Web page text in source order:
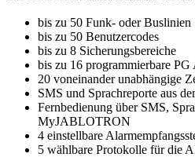
bis zu 50 Funk- oder Buslinien
bis zu 50 Benutzercodes
bis zu 8 Sicherungsbereiche
bis zu 16 programmierbare PG
20 voneinander unabhängige
SMS und Sprachreporte aus
Fernbedienung über SMS,
MyJABLOTRON
4 einstellbare
5 wählbare Protokolle für die